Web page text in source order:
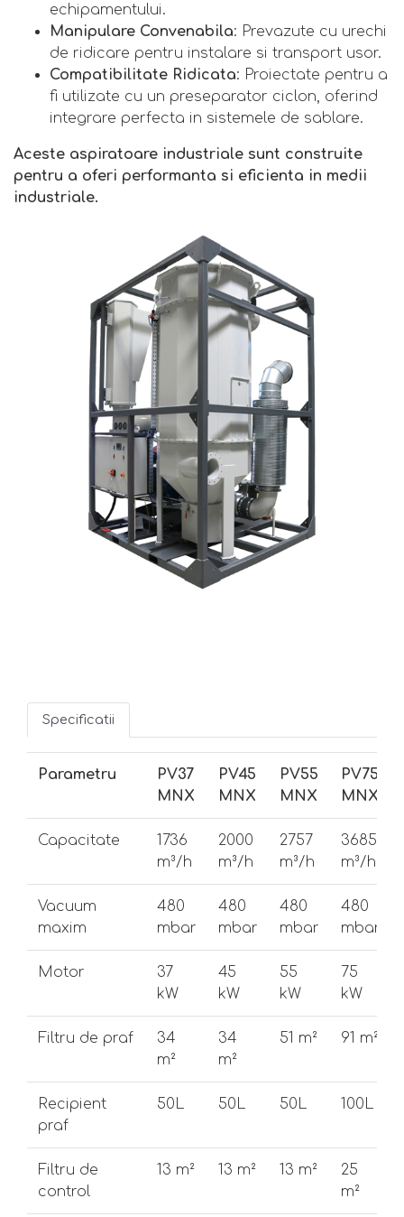
echipamentului.
Manipulare Convenabila: Prevazute cu urechi
de ridicare pentru instalare si transport usor.
Compatibilitate Ridicata: Proiectate pentru a
fi utilizate cu un preseparator ciclon, oferind
integrare perfecta in sistemele de sablare.
Aceste aspiratoare industriale sunt construite
pentru a oferi performanta si eficienta in medii
industriale.
Specificatii
Parametru
PV37
MNX
PV45
MNX
PV55
MNX
PV75
MNX
Capacitate
1736
m³/h
2000
m³/h
2757
m³/h
3685
m³/h
Vacuum
maxim
480
mbar
480
mbar
480
mbar
480
mbar
Motor
37
kW
45
kW
55
kW
75
kW
Filtru de praf
34
m²
34
m²
51 m² 91 m²
Recipient
praf
50L 50L 50L 100L
Filtru de
control
13 m² 13 m² 13 m²
25
m²